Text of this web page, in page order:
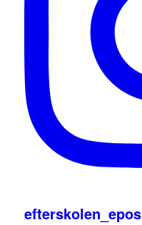
efterskolen_epos